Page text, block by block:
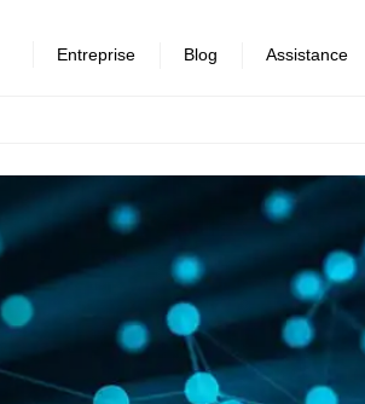
Entreprise Blog Assistance